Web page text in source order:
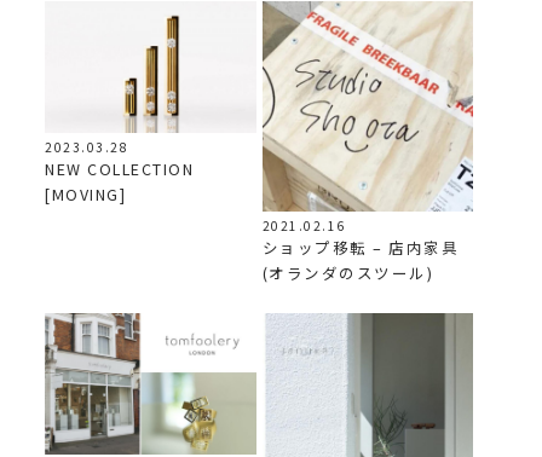
2023.03.28
NEW COLLECTION
[MOVING]
2021.02.16
ショップ移転 – 店内家具
(オランダのスツール)